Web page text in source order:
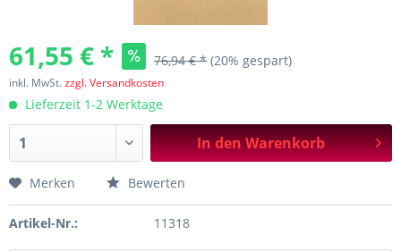
61,55 € * 76,94 € * (20% gespart)
inkl. MwSt.zzgl. Versandkosten
Lieferzeit 1-2 Werktage
In denWarenkorb
Merken Bewerten
Artikel-Nr.: 11318